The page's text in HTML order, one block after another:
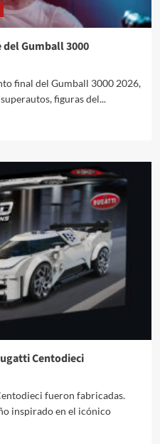
del Gumball 3000
final del Gumball 3000 2026,
figuras del...
Centodieci
fueron fabricadas.
inspirado en el icónico